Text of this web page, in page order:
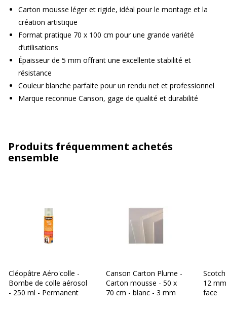
Carton mousse léger et rigide, idéal pour le montage et la
création artistique
Format pratique 70 x 100 cm pour une grande variété
d’utilisations
Épaisseur de 5 mm offrant une excellente stabilité et
résistance
Couleur blanche parfaite pour un rendu net et professionnel
Marque reconnue Canson, gage de qualité et durabilité
Produits fréquemment achetés
ensemble
Cléopâtre Aéro'colle -
Bombe de colle aérosol
- 250 ml - Permanent
Canson Carton Plume -
Carton mousse - 50 x
70 cm - blanc - 3 mm
12
face